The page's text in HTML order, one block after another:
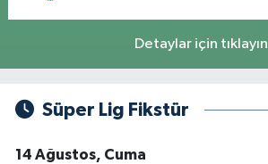
Detaylar için tıklayın
Süper Lig Fikstür
14 Ağustos, Cuma